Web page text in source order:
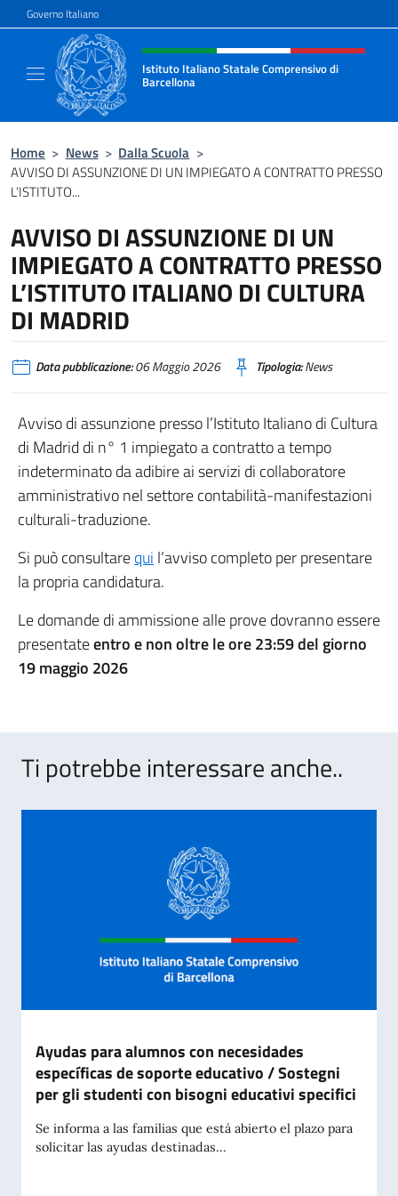
Salta al contenuto
Governo Italiano
Intestazione sito, social e menù
Istituto Italiano Statale Comprensivo di
Barcellona
Home > News > Dalla Scuola >
AVVISO DI ASSUNZIONE DI UN IMPIEGATO A CONTRATTO PRESSO
L’ISTITUTO...
AVVISO DI ASSUNZIONE DI UN
IMPIEGATO A CONTRATTO PRESSO
L’ISTITUTO ITALIANO DI CULTURA
DI MADRID
Data pubblicazione:06 Maggio 2026 Tipologia:News
Avviso di assunzione presso l’Istituto Italiano di Cultura
di Madrid di n° 1 impiegato a contratto a tempo
indeterminato da adibire ai servizi di collaboratore
amministrativo nel settore contabilità-manifestazioni
culturali-traduzione.
Si può consultarequi l’avviso completo per presentare
la propria candidatura.
Le domande di ammissione alle prove dovranno essere
presentateentro e non oltre le ore 23:59 del giorno
19 maggio 2026
Ti potrebbe interessare anche..
Ayudas para alumnos con necesidades
específicas de soporte educativo / Sostegni
per gli studenti con bisogni educativi specifici
Se informa a las familias que está abierto el plazo para
solicitar las ayudas destinadas...